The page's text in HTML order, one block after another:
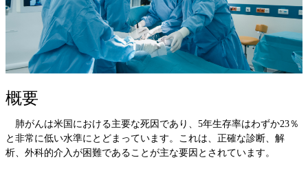
概要
肺がんは米国における主要な死因であり、5年生存率はわずか23％
と非常に低い水準にとどまっています。これは、正確な診断、解
析、外科的介入が困難であることが主な要因とされています。